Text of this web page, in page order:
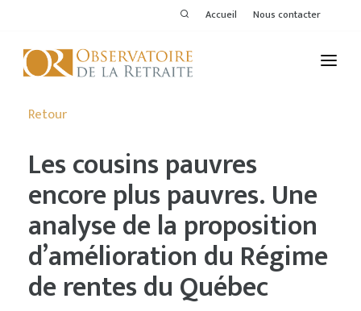
Accueil Nous contacter
ACTIVITÉS
THÉMATIQUES
MEMBRES
SERVICES DE L'OR
Retour
Les cousins pauvres
encore plus pauvres. Une
analyse de la proposition
d’amélioration du Régime
de rentes du Québec